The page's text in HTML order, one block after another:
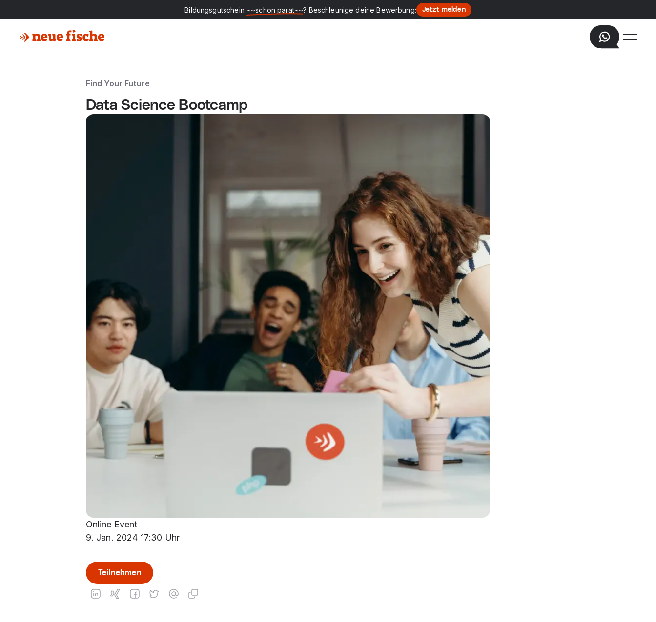
Bildungsgutschein ~~schon parat~~? Beschleunige deine Bewerbung: Jetzt melden
Find Your Future
Data Science Bootcamp
Online Event
9. Jan. 2024 17:30 Uhr
Teilnehmen